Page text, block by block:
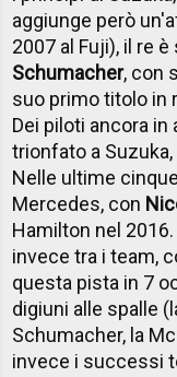
aggiunge però
2007 al Fuji), il re
Schumacher, con
suo primo titolo in
Dei piloti ancora in
trionfato a
Nelle ultime
Mercedes, con
Hamilton nel
invece tra i team,
questa pista in 7
digiuni alle spalle
Schumacher, la
invece i successi